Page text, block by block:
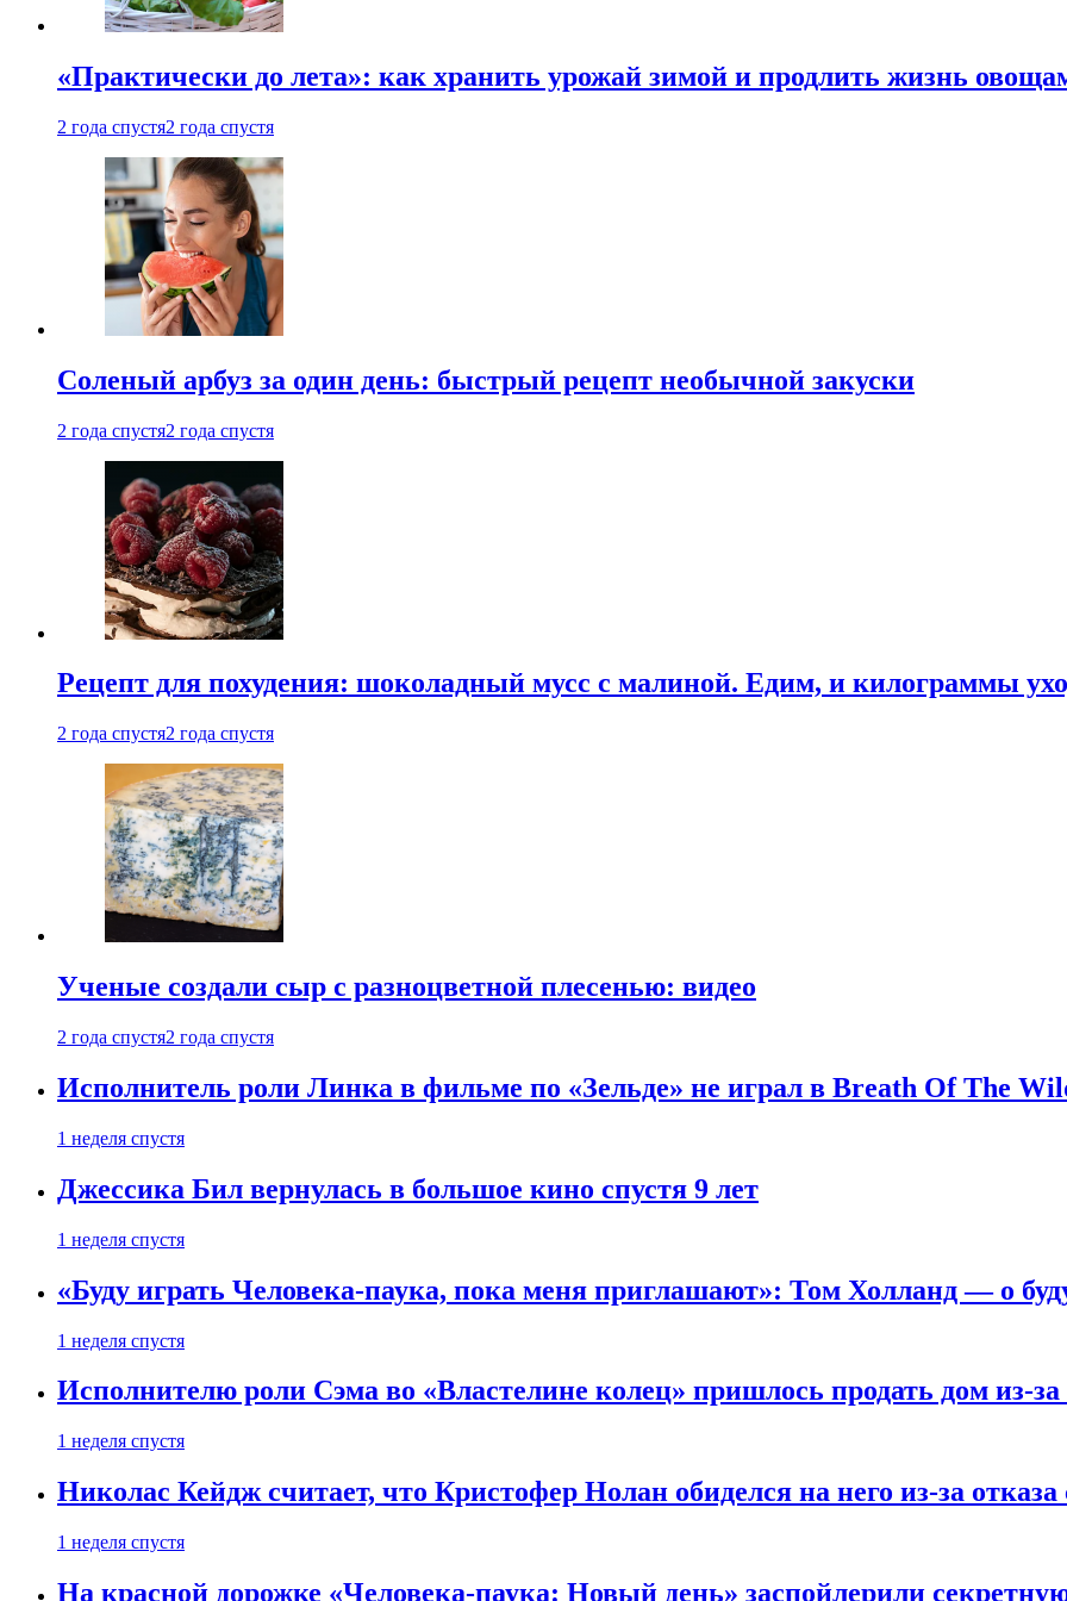
«Практически до лета»: как хранить урожай зимой и продлить жизнь
2 года спустя2 года спустя
Соленый арбуз за один день: быстрый рецепт необычной закуски
2 года спустя2 года спустя
Рецепт для похудения: шоколадный мусс с малиной. Едим, и килограммы
2 года спустя2 года спустя
Ученые создали сыр с разноцветной плесенью: видео
2 года спустя2 года спустя
Исполнитель роли Линка в фильме по «Зельде» не играл в Breath Of The
1 неделя спустя
Джессика Бил вернулась в большое кино спустя 9 лет
1 неделя спустя
«Буду играть Человека-паука, пока меня приглашают»: Том Холланд — о
1 неделя спустя
Исполнителю роли Сэма во «Властелине колец» пришлось продать дом из-за
1 неделя спустя
Николас Кейдж считает, что Кристофер Нолан обиделся на него из-за
1 неделя спустя
На красной дорожке «Человека-паука: Новый день» заспойлерили